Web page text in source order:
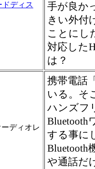
ディス
手が良か
きい外付
ことにし
対応した
は？
ディオレ
携帯電話
いる。そ
ハンズフ
Bluetooth
する事に
Bluetooth
や通話だ